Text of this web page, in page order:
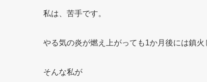
私は、苦手です。
やる気の炎が燃え上がっても1か月後には鎮火
そんな私が